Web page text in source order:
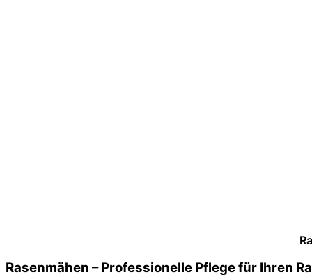
Rasenmähen – Professionelle Pflege für Ihren